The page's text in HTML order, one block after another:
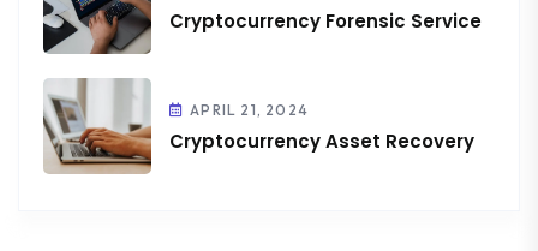
Cryptocurrency Forensic Service
APRIL 21, 2024
Cryptocurrency Asset Recovery